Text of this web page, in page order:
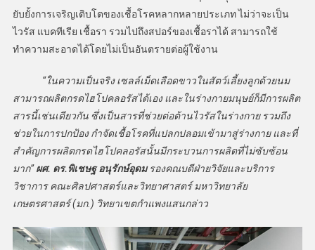
ยับยั้งการเจริญเติบโตของเชื้อโรคหลากหลายประเภท ไม่ว่าจะเป็น
ไวรัส แบคทีเรีย เชื้อรา รวมไปถึงสปอร์ของเชื้อราได้ สามารถใช้
ทำความสะอาดได้โดยไม่เป็นอันตรายต่อผู้ใช้งาน
“ในความเป็นจริง เซลล์เม็ดเลือดขาวในสัตว์เลี้ยงลูกด้วยนม
สามารถผลิตกรดไฮโปคลอรัสได้เอง และในร่างกายมนุษย์ก็มีการผลิต
สารนี้เช่นเดียวกัน ซึ่งเป็นสารที่ช่วยต่อต้านไวรัสในร่างกาย รวมถึง
ช่วยในการปกป้อง กำจัดเชื้อโรคที่แปลกปลอมเข้ามาสู่ร่างกาย และที่
สำคัญการผลิตกรดไฮโปคลอรัสนั้นมีกระบวนการผลิตที่ไม่ซับซ้อน
มาก”ผศ. ดร.พิเชษฐ อนุรักษ์อุดมรองคณบดีฝ่ายวิจัยและบริการ
วิชาการ คณะศิลปศาสตร์และวิทยาศาสตร์ มหาวิทยาลัย
เกษตรศาสตร์ (มก.) วิทยาเขตกำแพงแสนกล่าว